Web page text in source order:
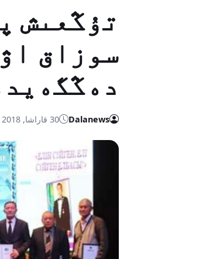
تۇڭعىش
سوزاق
Dalanews 30 قاراشا, 2018